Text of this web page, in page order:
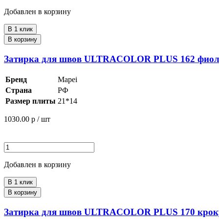
Добавлен в корзину
В 1 клик
В корзину
Затирка для швов ULTRACOLOR PLUS 162
Бренд
Mapei
Страна
РФ
Размер плиты 21*14
1030.00 р / шт
Добавлен в корзину
В 1 клик
В корзину
Затирка для швов ULTRACOLOR PLUS 170